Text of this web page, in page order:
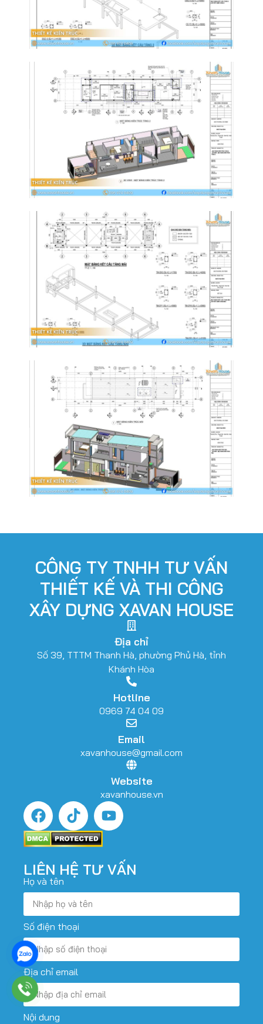
CÔNG TY TNHH TƯ VẤN
THIẾT KẾ VÀ THI CÔNG
XÂY DỰNG XAVAN HOUSE
Địa chỉ
Số 39, TTTM Thanh Hà, phường Phủ Hà, tỉnh
Khánh Hòa
Hotline
0969 74 04 09
Email
xavanhouse@gmail.com
Website
xavanhouse.vn
LIÊN HỆ TƯ VẤN
Họ và tên
Số điện thoại
Địa chỉ email
Nội dung